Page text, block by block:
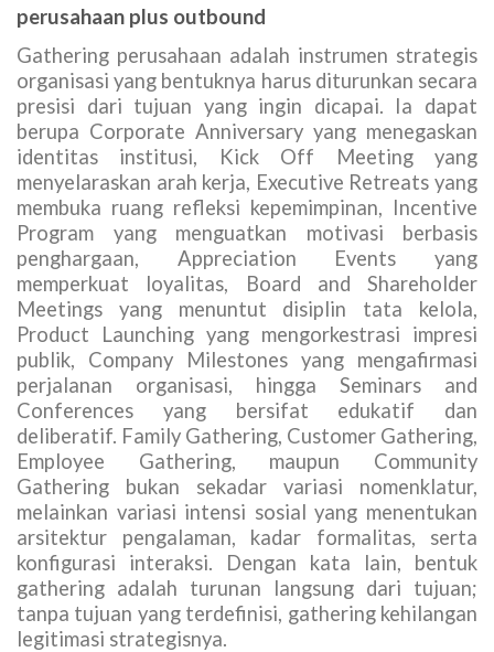
perusahaan plus outbound
Gathering perusahaan adalah instrumen strategis
organisasi yang bentuknya harus diturunkan secara
presisi dari tujuan yang ingin dicapai. Ia dapat
berupa Corporate Anniversary yang menegaskan
identitas institusi, Kick Off Meeting yang
menyelaraskan arah kerja, Executive Retreats yang
membuka ruang refleksi kepemimpinan, Incentive
Program yang menguatkan motivasi berbasis
penghargaan, Appreciation Events yang
memperkuat loyalitas, Board and Shareholder
Meetings yang menuntut disiplin tata kelola,
Product Launching yang mengorkestrasi impresi
publik, Company Milestones yang mengafirmasi
perjalanan organisasi, hingga Seminars and
Conferences yang bersifat edukatif dan
deliberatif. Family Gathering, Customer Gathering,
Employee Gathering, maupun Community
Gathering bukan sekadar variasi nomenklatur,
melainkan variasi intensi sosial yang menentukan
arsitektur pengalaman, kadar formalitas, serta
konfigurasi interaksi. Dengan kata lain, bentuk
gathering adalah turunan langsung dari tujuan;
tanpa tujuan yang terdefinisi, gathering kehilangan
legitimasi strategisnya.